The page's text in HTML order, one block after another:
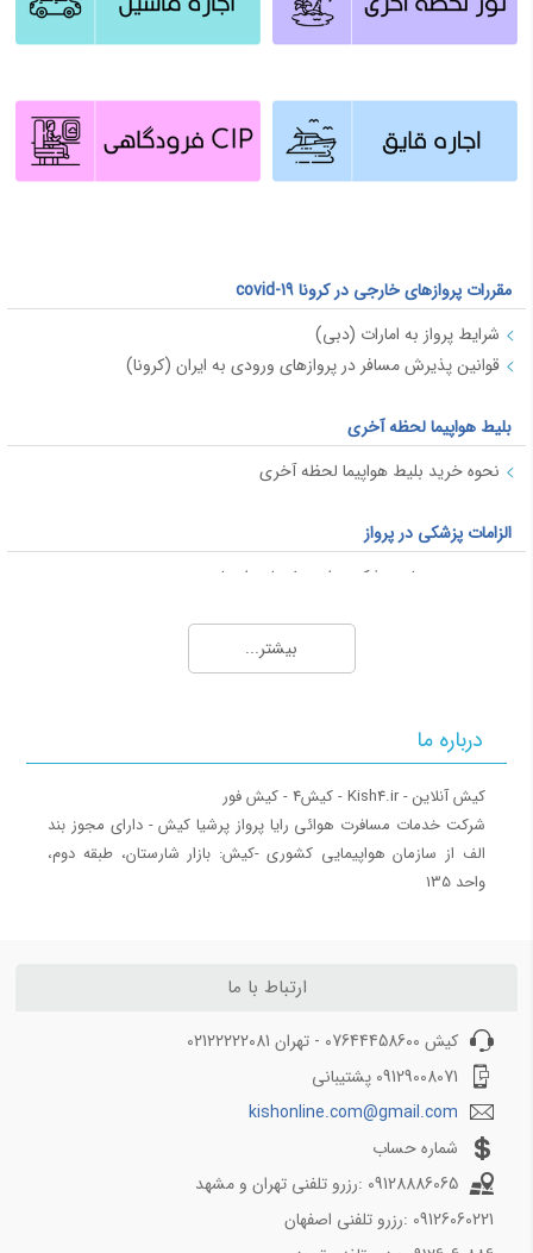
مقررات پروازهای خارجی در کرونا covid-19
شرایط پرواز به امارات (دبی)
قوانین پذیرش مسافر در پروازهای ورودی به ایران (کرونا)
بلیط هواپیما لحظه آخری
نحوه خرید بلیط هواپیما لحظه آخری
الزامات پزشکی در پرواز
محدودیت های پزشکی برای سفر با هواپیما
ویزای شینگن
کشورهای بدون ویزا برای ایرانیان
بار همراه مسافر
کیش آنلاین
میزان بار مجاز پروازهای خارجی
اجاره ون در کیش 1403
اجاره قایق در کیش نوروز 1403
بهترین سایت های اجاره ماشین در کیش 1403
معرفی سایت کیش سلام
بیشتر...
درباره ما
‎کیش آنلاین - Kish4.ir - کیش4 - کیش فور
‎شرکت خدمات مسافرت هوائی رایا پرواز پرشیا کیش - دارای مجوز بند
الف از سازمان هواپیمایی کشوری ‎-کیش: بازار شارستان، طبقه دوم،
واحد 135
ارتباط با ما
کیش 07644458600 - تهران 02122222081
09129008071 پشتیبانی
kishonline.com@gmail.com
شماره حساب
09128886065 :رزرو تلفنی تهران و مشهد
09126060221 :رزرو تلفنی اصفهان